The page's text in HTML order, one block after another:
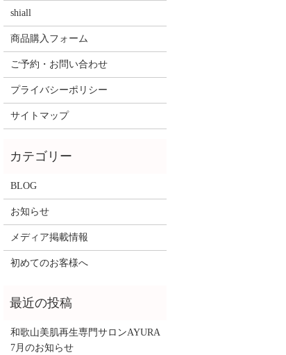
shiall
商品購入フォーム
ご予約・お問い合わせ
プライバシーポリシー
サイトマップ
BLOG
お知らせ
メディア掲載情報
初めてのお客様へ
和歌山美肌再生専門サロンAYURA
7月のお知らせ